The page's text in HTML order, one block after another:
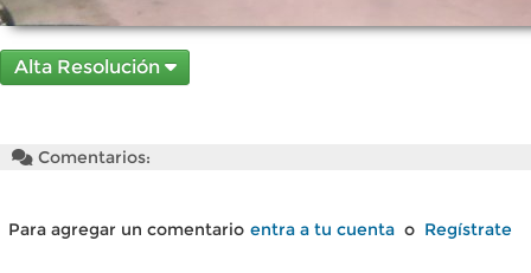
Alta Resolución
Comentarios:
Para agregar un comentario entra a tu cuenta o Regístrate